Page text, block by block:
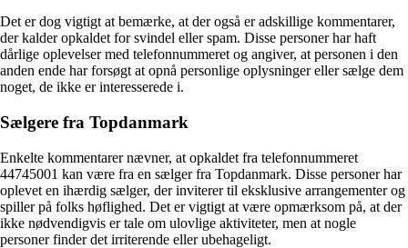
Det er dog vigtigt at bemærke, at der også er adskillige kommentarer,
der kalder opkaldet for svindel eller spam. Disse personer har haft
dårlige oplevelser med telefonnummeret og angiver, at personen i den
anden ende har forsøgt at opnå personlige oplysninger eller sælge dem
noget, de ikke er interesserede i.
Sælgere fra Topdanmark
Enkelte kommentarer nævner, at opkaldet fra telefonnummeret
44745001 kan være fra en sælger fra Topdanmark. Disse personer har
oplevet en ihærdig sælger, der inviterer til eksklusive arrangementer og
spiller på folks høflighed. Det er vigtigt at være opmærksom på, at der
ikke nødvendigvis er tale om ulovlige aktiviteter, men at nogle
personer finder det irriterende eller ubehageligt.